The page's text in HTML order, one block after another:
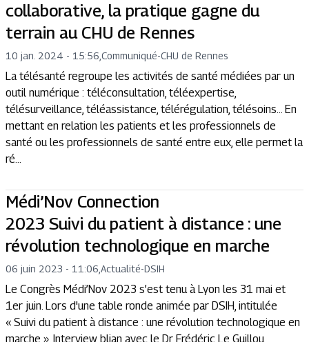
collaborative, la pratique gagne du
terrain au CHU de Rennes
10 jan. 2024 - 15:56 Communiqué-CHU de Rennes
La télésanté regroupe les activités de santé médiées par un
outil numérique : téléconsultation, téléexpertise,
télésurveillance, téléassistance, télérégulation, télésoins... En
mettant en relation les patients et les professionnels de
santé ou les professionnels de santé entre eux, elle permet la
ré...
Médi’Nov Connection
2023 Suivi du patient à distance : une
révolution technologique en marche
06 juin 2023 - 11:06 Actualité-DSIH
Le Congrès Médi’Nov 2023 s’est tenu à Lyon les 31 mai et
1er juin. Lors d'une table ronde animée par DSIH, intitulée
« Suivi du patient à distance : une révolution technologique en
marche ». Interview blian avec le Dr Frédéric Le Guillou,